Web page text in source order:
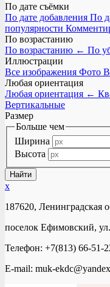
По дате съёмки
По дате добавления По
популярности
По возрастанию
По возрастанию ← По
Иллюстрации
Все изображения Фото
Любая ориентация
Любая ориентация ←
Вертикальные
Размер
Больше чем
Ширина
Высота
x
187620, Ленинградская
поселок Ефимовский,
Телефон: +7(813) 66-51-
E-mail: muk-